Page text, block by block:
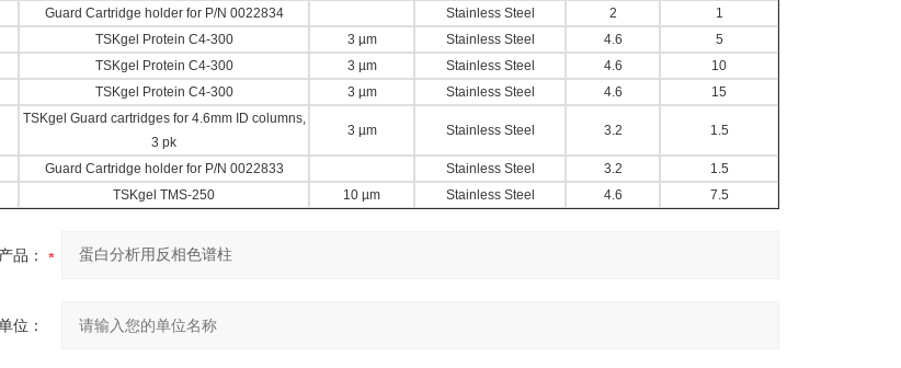
Guard Cartridge holder for P/N 0022834 Stainless Steel 2
1
TSKgel Protein C4-300 3 µm Stainless Steel 4.6
5
TSKgel Protein C4-300 3 µm Stainless Steel 4.6
10
TSKgel Protein C4-300 3 µm Stainless Steel 4.6 15
TSKgel Guard cartridges for 4.6mm ID columns,
3 pk
3 µm Stainless Steel 3.2 1.5
Guard Cartridge holder for P/N 0022833 Stainless Steel 3.2
1.5
TSKgel TMS-250 10 µm Stainless Steel 4.6 7.5
产品：
位：